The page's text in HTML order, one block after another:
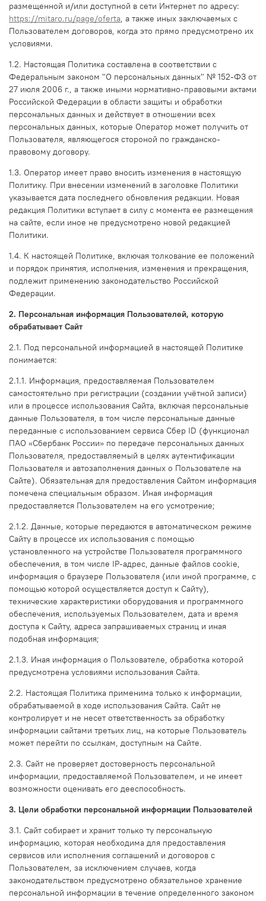
размещенной и/или доступной в сети Интернет по адресу:
https://mitaro.ru/page/oferta, а также иных заключаемых с
Пользователем договоров, когда это прямо предусмотрено их
условиями.
1.2. Настоящая Политика составлена в соответствии с
Федеральным законом "О персональных данных" № 152-ФЗ от
27 июля 2006 г., а также иными нормативно-правовыми актами
Российской Федерации в области защиты и обработки
персональных данных и действует в отношении всех
персональных данных, которые Оператор может получить от
Пользователя, являющегося стороной по гражданско-
правовому договору.
1.3. Оператор имеет право вносить изменения в настоящую
Политику. При внесении изменений в заголовке Политики
указывается дата последнего обновления редакции. Новая
редакция Политики вступает в силу с момента ее размещения
на сайте, если иное не предусмотрено новой редакцией
Политики.
1.4. К настоящей Политике, включая толкование ее положений
и порядок принятия, исполнения, изменения и прекращения,
подлежит применению законодательство Российской
Федерации.
2. Персональная информация Пользователей, которую
обрабатывает Сайт
2.1. Под персональной информацией в настоящей Политике
понимается:
2.1.1. Информация, предоставляемая Пользователем
самостоятельно при регистрации (создании учётной записи)
или в процессе использования Сайта, включая персональные
данные Пользователя, в том числе персональные данные
переданные с использованием сервиса Сбер ID (функционал
ПАО «Сбербанк России» по передаче персональных данных
Пользователя, предоставляемый в целях аутентификации
Пользователя и автозаполнения данных о Пользователе на
Сайте). Обязательная для предоставления Сайтом информация
помечена специальным образом. Иная информация
предоставляется Пользователем на его усмотрение;
2.1.2. Данные, которые передаются в автоматическом режиме
Сайту в процессе их использования с помощью
установленного на устройстве Пользователя программного
обеспечения, в том числе IP-адрес, данные файлов cookie,
информация о браузере Пользователя (или иной программе, с
помощью которой осуществляется доступ к Сайту),
технические характеристики оборудования и программного
обеспечения, используемых Пользователем, дата и время
доступа к Сайту, адреса запрашиваемых страниц и иная
подобная информация;
2.1.3. Иная информация о Пользователе, обработка которой
предусмотрена условиями использования Сайта.
2.2. Настоящая Политика применима только к информации,
обрабатываемой в ходе использования Сайта. Сайт не
контролирует и не несет ответственность за обработку
информации сайтами третьих лиц, на которые Пользователь
может перейти по ссылкам, доступным на Сайте.
2.3. Сайт не проверяет достоверность персональной
информации, предоставляемой Пользователем, и не имеет
возможности оценивать его дееспособность.
3. Цели обработки персональной информации Пользователей
3.1. Сайт собирает и хранит только ту персональную
информацию, которая необходима для предоставления
сервисов или исполнения соглашений и договоров с
Пользователем, за исключением случаев, когда
законодательством предусмотрено обязательное хранение
персональной информации в течение определенного законом